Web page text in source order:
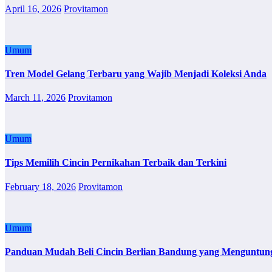
April 16, 2026 Provitamon
Umum
Tren Model Gelang Terbaru yang Wajib Menjadi Koleksi Anda
March 11, 2026 Provitamon
Umum
Tips Memilih Cincin Pernikahan Terbaik dan Terkini
February 18, 2026 Provitamon
Umum
Panduan Mudah Beli Cincin Berlian Bandung yang